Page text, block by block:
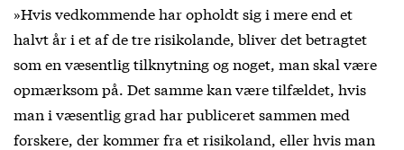
»Hvis vedkommende har opholdt sig i mere end et
halvt år i et af de tre risikolande, bliver det betragtet
som en væsentlig tilknytning og noget, man skal være
opmærksom på. Det samme kan være tilfældet, hvis
man i væsentlig grad har publiceret sammen med
forskere, der kommer fra et risikoland, eller hvis man